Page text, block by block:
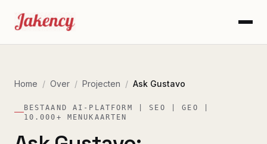
Home / Over / Projecten / Ask Gustavo
BESTAAND AI-PLATFORM | SEO | GEO |
10.000+ MENUKAARTEN